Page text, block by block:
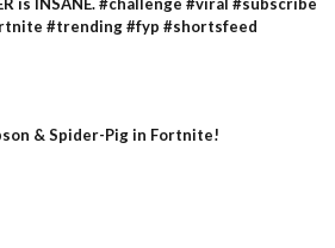
#trending #fyp #shortsfeed
& Spider-Pig in Fortnite!